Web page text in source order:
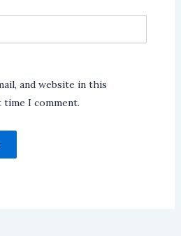
and website in this
I comment.